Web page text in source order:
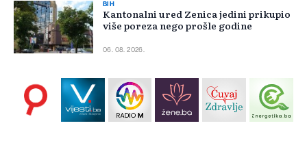
BIH
Kantonalni ured Zenica jedini prikupio
više poreza nego prošle godine
06. 08. 2026.